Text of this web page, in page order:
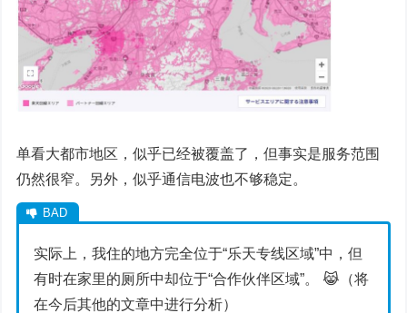
单看大都市地区，似乎已经被覆盖了，但事实是服务范围
仍然很窄。另外，似乎通信电波也不够稳定。
实际上，我住的地方完全位于“乐天专线区域”中，但
有时在家里的厕所中却位于“合作伙伴区域”。 😹（将
在今后其他的文章中进行分析）